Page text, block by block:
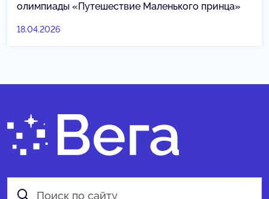
олимпиады «Путешествие Маленького принца»
18.04.2026